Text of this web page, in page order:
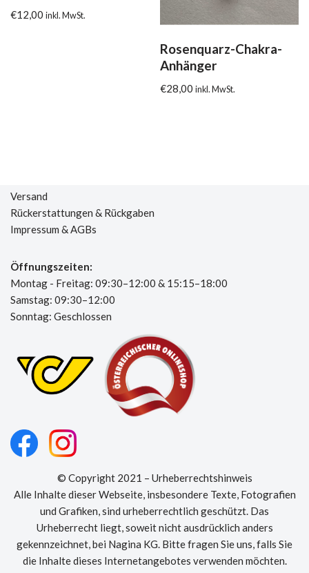
€12,00 inkl. MwSt.
Rosenquarz-Chakra-
Anhänger
€28,00 inkl. MwSt.
Versand
Rückerstattungen & Rückgaben
Impressum & AGBs
Öffnungszeiten:
Montag - Freitag: 09:30–12:00 & 15:15–18:00
Samstag: 09:30–12:00
Sonntag: Geschlossen
© Copyright 2021 – Urheberrechtshinweis
Alle Inhalte dieser Webseite, insbesondere Texte, Fotografien
und Grafiken, sind urheberrechtlich geschützt. Das
Urheberrecht liegt, soweit nicht ausdrücklich anders
gekennzeichnet, bei Nagina KG. Bitte fragen Sie uns, falls Sie
die Inhalte dieses Internetangebotes verwenden möchten.